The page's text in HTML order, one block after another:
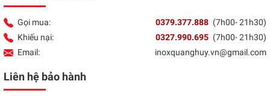
Gọi mua: 0379.377.888 (7h00- 21h30)
Khiếu nại:
0327.990.695 (7h00- 21h30)
Email:
inoxquanghuy.vn@gmail.com
Liên hệ bảo hành